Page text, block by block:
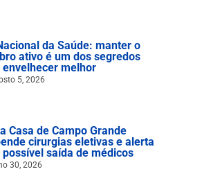
da Saúde: manter o
ativo é um dos segredos
envelhecer melhor
5, 2026
Casa de Campo Grande
cirurgias eletivas e alerta
saída de médicos
30, 2026